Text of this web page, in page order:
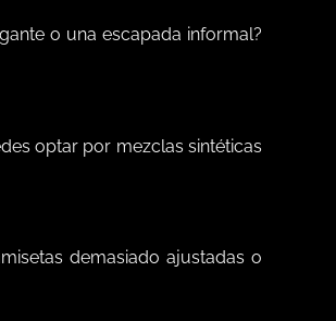
o una escapada informal?
optar por mezclas sintéticas
demasiado ajustadas o